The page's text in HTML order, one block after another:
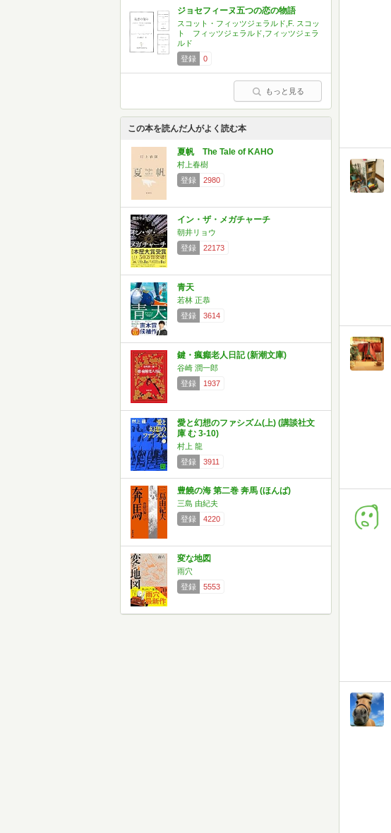
ジョセフィーヌ五つの恋の物語
スコット・フィッツジェラルド,F. スコッ
ト フィッツジェラルド,フィッツジェラ
ルド
登録
0
もっと見る
この本を読んだ人がよく読む本
夏帆 The Tale of KAHO
村上春樹
登録
2980
イン・ザ・メガチャーチ
朝井リョウ
登録
22173
青天
若林 正恭
登録
3614
鍵・瘋癲老人日記 (新潮文庫)
谷崎 潤一郎
登録
1937
愛と幻想のファシズム(上) (講談社文
庫 む 3-10)
村上 龍
登録
3911
豊饒の海 第二巻 奔馬 (ほんば)
三島 由紀夫
登録
4220
変な地図
雨穴
登録
5553